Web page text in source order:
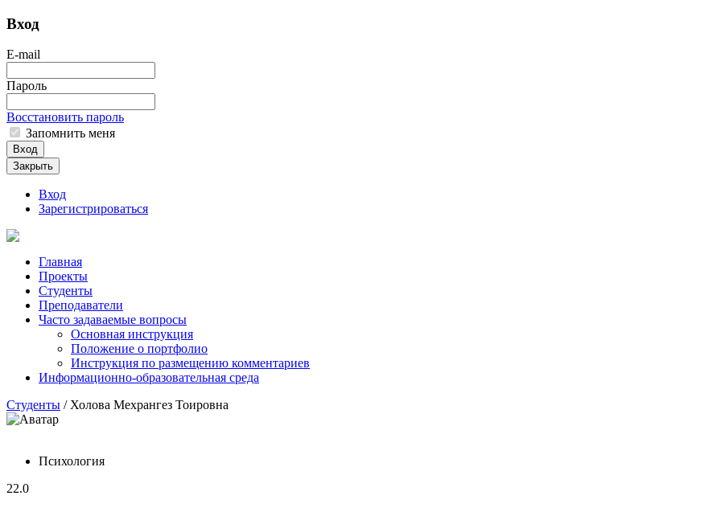
Вход
E-mail
Пароль
Восстановить пароль
Запомнить меня
Вход
Закрыть
Вход
Зарегистрироваться
Главная
Проекты
Студенты
Преподаватели
Часто задаваемые вопросы
Основная инструкция
Положение о портфолио
Инструкция по размещению комментариев
Информационно-образовательная среда
Студенты / Холова Мехрангез Тоировна
Психология
22.0